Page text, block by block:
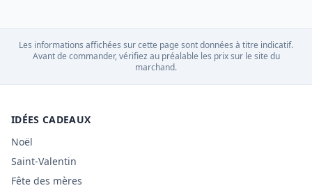
Les informations affichées sur cette page sont données à titre indicatif.
Avant de commander, vérifiez au préalable les prix sur le site du
marchand.
IDÉES CADEAUX
Noël
Saint-Valentin
Fête des mères